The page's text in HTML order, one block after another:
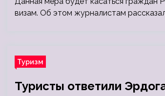
визам. Об этом журналистам
Туризм
Туристы ответили